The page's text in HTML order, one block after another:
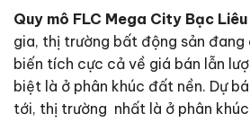
Quy mô FLC Mega City Bạc Liêu
gia, thị trường bất động sản đang
biến tích cực cả về giá bán lẫn
biệt là ở phân khúc đất nền. Dự
tới, thị trường nhất là ở phân